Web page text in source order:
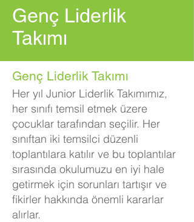
Genç Liderlik
Takımı
Genç Liderlik Takımı
Her yıl Junior Liderlik Takımımız,
her sınıfı temsil etmek üzere
çocuklar tarafından seçilir. Her
sınıftan iki temsilci düzenli
toplantılara katılır ve bu toplantılar
sırasında okulumuzu en iyi hale
getirmek için sorunları tartışır ve
fikirler hakkında önemli kararlar
alırlar.